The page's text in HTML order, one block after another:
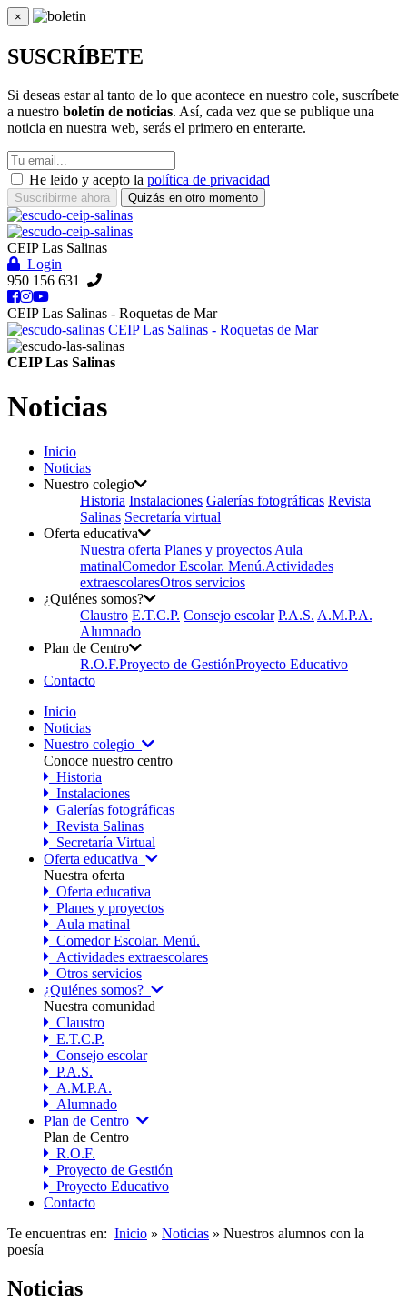
×
Cerrar
SUSCRÍBETE
Si deseas estar al tanto de lo que acontece en nuestro cole, suscríbete
a nuestro boletín de noticias. Así, cada vez que se publique una
noticia en nuestra web, serás el primero en enterarte.
He leido y acepto la política de privacidad
Suscribirme ahora Quizás en otro momento
CEIP Las Salinas
Login
950 156 631
CEIP Las Salinas - Roquetas de Mar
CEIP Las Salinas - Roquetas de Mar
CEIP Las Salinas
Noticias
Inicio
Noticias
Nuestro colegio
Historia Instalaciones Galerías fotográficas Revista
Salinas Secretaría virtual
Oferta educativa
Nuestra oferta Planes y proyectos Aula
matinalComedor Escolar. Menú.Actividades
extraescolaresOtros servicios
¿Quiénes somos?
Claustro E.T.C.P. Consejo escolar P.A.S. A.M.P.A.
Alumnado
Plan de Centro
R.O.F.Proyecto de GestiónProyecto Educativo
Contacto
Inicio
Noticias
Nuestro colegio
Conoce nuestro centro
Historia
Instalaciones
Galerías fotográficas
Revista Salinas
Secretaría Virtual
Oferta educativa
Nuestra oferta
Oferta educativa
Planes y proyectos
Aula matinal
Comedor Escolar. Menú.
Actividades extraescolares
Otros servicios
¿Quiénes somos?
Nuestra comunidad
Claustro
E.T.C.P.
Consejo escolar
P.A.S.
A.M.P.A.
Alumnado
Plan de Centro
Plan de Centro
R.O.F.
Proyecto de Gestión
Proyecto Educativo
Contacto
Te encuentras en: Inicio » Noticias » Nuestros alumnos con la
poesía
Noticias